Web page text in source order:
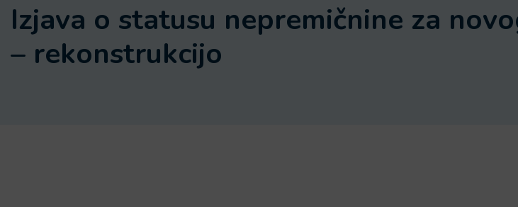
Izjava o statusu nepremičnine za
– rekonstrukcijo